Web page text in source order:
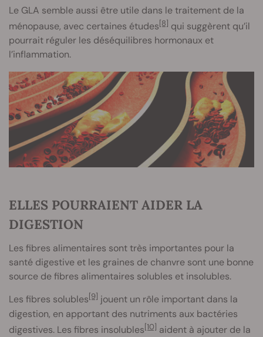
Le GLA semble aussi être utile dans le traitement de la
ménopause, avec certaines études[8] qui suggèrent qu’il
pourrait réguler les déséquilibres hormonaux et
l’inflammation.
ELLES POURRAIENT AIDER LA
DIGESTION
Les fibres alimentaires sont très importantes pour la
santé digestive et les graines de chanvre sont une bonne
source de fibres alimentaires solubles et insolubles.
Les fibres solubles[9] jouent un rôle important dans la
digestion, en apportant des nutriments aux bactéries
digestives. Les fibres insolubles[10] aident à ajouter de la